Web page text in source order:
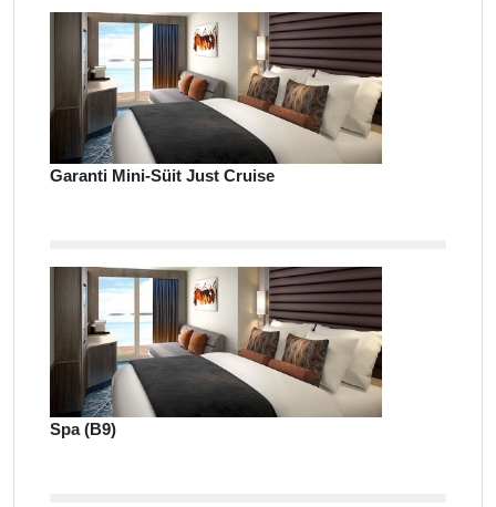
Garanti Mini-Süit Just Cruise
Spa (B9)